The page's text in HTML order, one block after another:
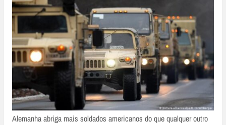
Alemanha abriga mais soldados americanos do que qualquer outro